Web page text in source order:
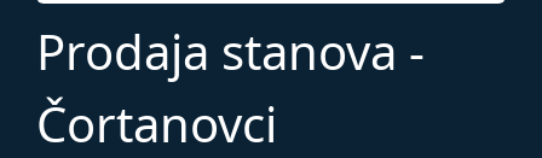
Prodaja stanova -
Čortanovci